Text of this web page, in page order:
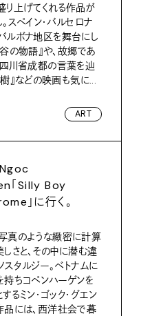
り上げてくれる作品が
スペイン・バルセロナ
ルボナ地区を舞台にし
の物語』や、故郷であ
四川省成都の言葉を辿
樹』などの映画も気に...
ART
「Silly Boy
」に行く。
真のような緻密に計算
しさと、その中に潜む違
スタルジー。ベトナムに
持ちコペンハーゲンを
るミン・ゴック・グエン
品には、西洋社会で暮